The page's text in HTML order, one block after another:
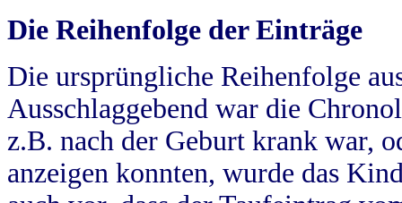
Die Reihenfolge der Einträge
Die ursprüngliche Reihenfolge
Ausschlaggebend war die
z.B. nach der Geburt krank war,
anzeigen konnten, wurde das